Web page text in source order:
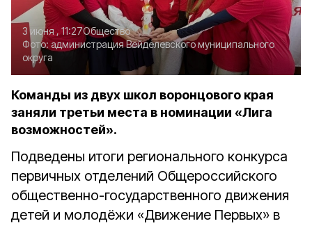
3 июня , 11:27Общество
Фото: администрация Вейделевского муниципального
округа
Команды из двух школ воронцового края
заняли третьи места в номинации «Лига
возможностей».
Подведены итоги регионального конкурса
первичных отделений Общероссийского
общественно-государственного движения
детей и молодёжи «Движение Первых» в